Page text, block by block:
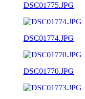
DSC01775.JPG
DSC01774.JPG
DSC01770.JPG